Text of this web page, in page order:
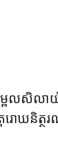
កម្ពលសិល
ោឃនិត្ថរ